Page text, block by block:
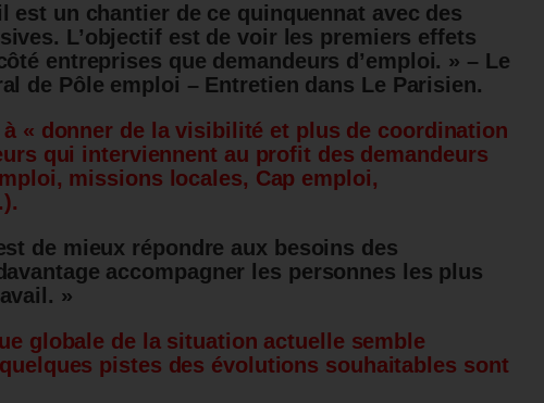
est un chantier de ce quinquennat avec des
L’objectif est de voir les premiers effets
entreprises que demandeurs d’emploi. » – Le
de Pôle emploi – Entretien dans Le Parisien.
« donner de la visibilité et plus de coordination
qui interviennent au profit des demandeurs
missions locales, Cap emploi,
de mieux répondre aux besoins des
accompagner les personnes les plus
»
globale de la situation actuelle semble
pistes des évolutions souhaitables sont